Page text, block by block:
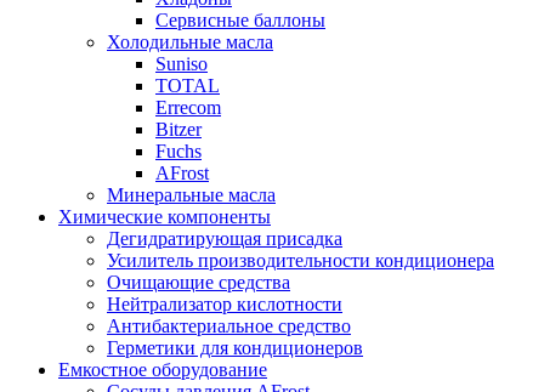
Сервисные баллоны
Холодильные масла
Suniso
TOTAL
Errecom
Bitzer
Fuchs
AFrost
Минеральные масла
Химические компоненты
Дегидратирующая присадка
Усилитель производительности кондиционера
Очищающие средства
Нейтрализатор кислотности
Антибактериальное средство
Герметики для кондиционеров
Емкостное оборудование